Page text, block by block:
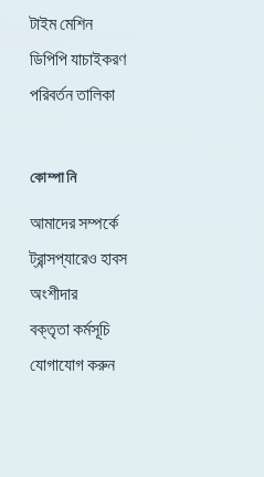
টাইম মেশিন
ডিপিপি যাচাইকরণ
পরিবর্তন তালিকা
কোম্পানি
আমাদের সম্পর্কে
ট্রান্সপ্যারেও হাবস
অংশীদার
বক্তৃতা কর্মসূচি
যোগাযোগ করুন